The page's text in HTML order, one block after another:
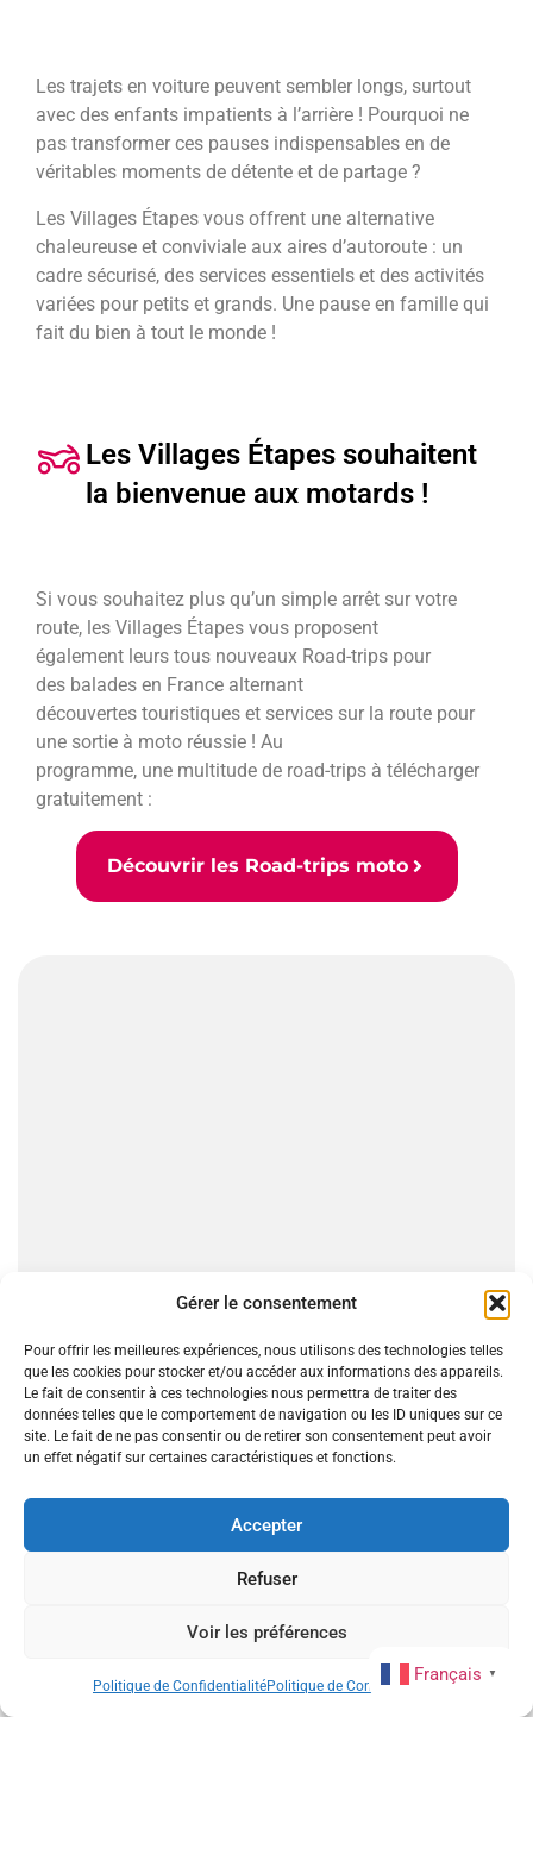
Gérer le consentement
Pour offrir les meilleures expériences, nous utilisons des technologies telles
que les cookies pour stocker et/ou accéder aux informations des appareils.
Le fait de consentir à ces technologies nous permettra de traiter des
données telles que le comportement de navigation ou les ID uniques sur ce
site. Le fait de ne pas consentir ou de retirer son consentement peut avoir
un effet négatif sur certaines caractéristiques et fonctions.
Accepter
Refuser
Voir les préférences
Politique de ConfidentialitéPolitique de Confidentialité
Les trajets en voiture peuvent sembler longs, surtout
avec des enfants impatients à l’arrière ! Pourquoi ne
pas transformer ces pauses indispensables en de
véritables moments de détente et de partage ?
Les Villages Étapes vous offrent une alternative
chaleureuse et conviviale aux aires d’autoroute : un
cadre sécurisé, des services essentiels et des activités
variées pour petits et grands. Une pause en famille qui
fait du bien à tout le monde !
Les Villages Étapes souhaitent
la bienvenue aux motards !
Si vous souhaitez plus qu’un simple arrêt sur votre
route, les Villages Étapes vous proposent
également leurs tous nouveaux Road-trips pour
des balades en France alternant
découvertes touristiques et services sur la route pour
une sortie à moto réussie ! Au
programme, une multitude de road-trips à télécharger
gratuitement :
Découvrir les Road-trips moto
Le Parcours
Français ▼